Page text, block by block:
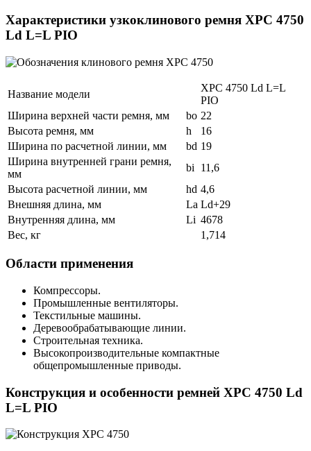
Характеристики узкоклинового ремня XPC 4750
Ld L=L PIO
Название модели
XPC 4750 Ld L=L
PIO
Ширина верхней части ремня, мм
bo 22
Высота ремня, мм
h
16
Ширина по расчетной линии, мм
bd 19
Ширина внутренней грани ремня,
мм
bi
11,6
Высота расчетной линии, мм
hd 4,6
Внешняя длина, мм
La Ld+29
Внутренняя длина, мм
Li 4678
Вес, кг
1,714
Области применения
Компрессоры.
Промышленные вентиляторы.
Текстильные машины.
Деревообрабатывающие линии.
Строительная техника.
Высокопроизводительные компактные
общепромышленные приводы.
Конструкция и особенности ремней XPC 4750 Ld
L=L PIO